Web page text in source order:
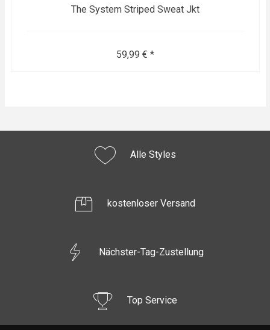
The System Striped Sweat Jkt
59,99 € *
Alle Styles
kostenloser Versand
Nächster-Tag-Zustellung
Top Service